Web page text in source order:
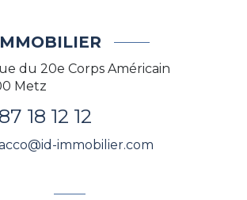
du 20e Corps Américain
Metz
18 12 12
immobilier.com